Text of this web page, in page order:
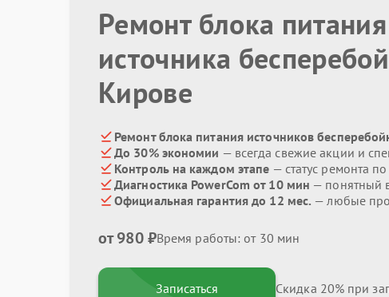
Ремонт блока питания
источника
Кирове
Ремонт блока питания источников
До 30% экономии — всегда свежие акции и
Контроль на каждом этапе — статус ремонта
Диагностика PowerCom от 10 мин — понятный
Официальная гарантия до 12 мес. — любые
от 980 ₽Время работы: от 30 мин
Записаться Скидка 20% при